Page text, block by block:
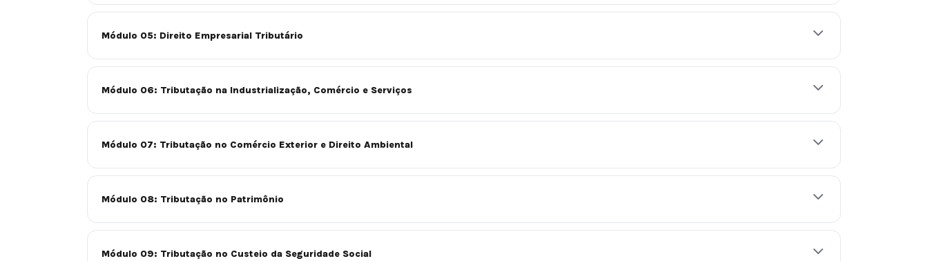
Módulo 05: Direito Empresarial Tributário
Módulo 06: Tributação na Industrialização, Comércio e Serviços
Módulo 07: Tributação no Comércio Exterior e Direito Ambiental
Módulo 08: Tributação no Patrimônio
Módulo 09: Tributação no Custeio da Seguridade Social